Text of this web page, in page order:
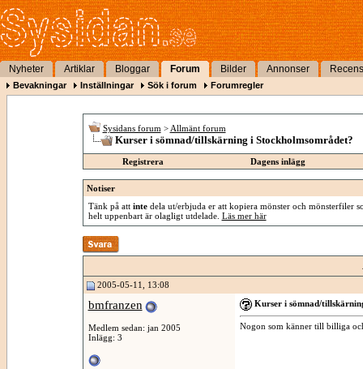
Nyheter Artiklar Bloggar Forum Bilder Annonser
Bevakningar Inställningar Sök i forum Forumregler
Sysidans forum > Allmänt forum
Kurser i sömnad/tillskärning i Stockholmsområdet?
Registrera Dagens inlägg
Notiser
Tänk på att intedela ut/erbjuda er att kopiera mönster och mönsterfiler
helt uppenbart är olagligt utdelade. Läs mer här
2005-05-11, 13:08
bmfranzen
Medlem sedan: jan 2005
Inlägg: 3
Kurser i sömnad/
Nogon som känner till billiga